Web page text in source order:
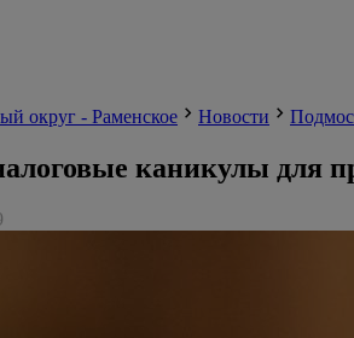
округ - Раменское
Новости
каникулы для